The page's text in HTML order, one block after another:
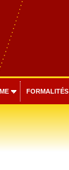
FORMALITÉS